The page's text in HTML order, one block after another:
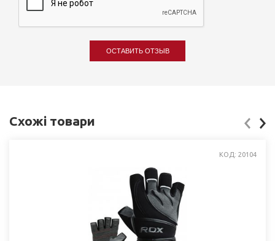
ОСТАВИТЬ ОТЗЫВ
Схожі товари
КОД: 20104